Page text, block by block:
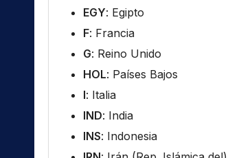
EGY: Egipto
F: Francia
G: Reino Unido
HOL: Países Bajos
I: Italia
IND: India
INS: Indonesia